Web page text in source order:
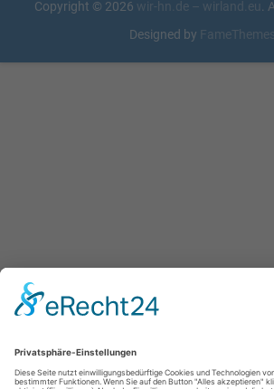
Copyright © 2026 wir-hn.de – wirland.eu.
Designed by FameThemes